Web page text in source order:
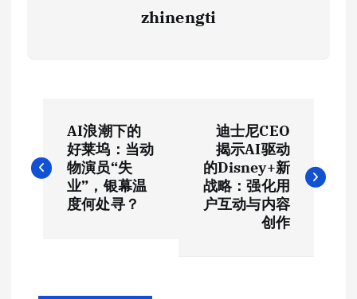
zhinengti
章
AI浪潮下的
好莱坞：当动
物演员“失
业”，银幕温
度何处寻？
迪士尼CEO
揭示AI驱动
的Disney+新
战略：强化用
户互动与内容
创作